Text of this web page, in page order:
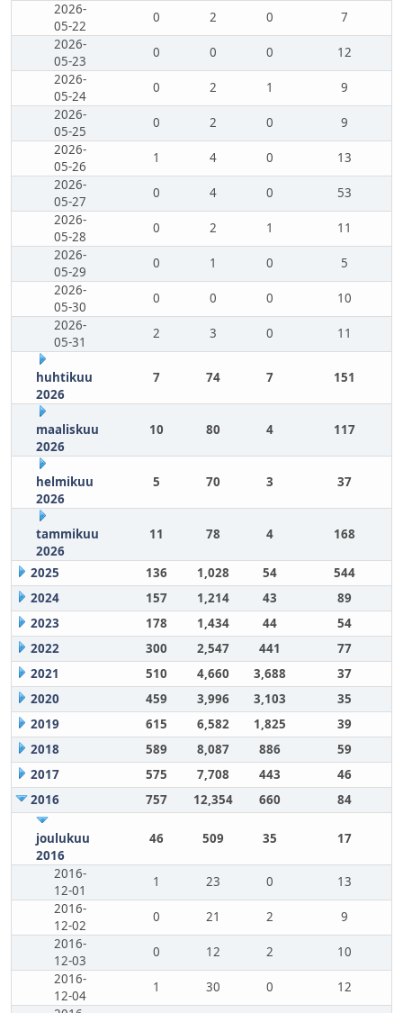
2026-
05-22
0 2 0
7
2026-
05-23
0 0 0
12
2026-
05-24
0 2 1
9
2026-
05-25
0 2 0
9
2026-
05-26
1 4 0
13
2026-
05-27
0 4 0
53
2026-
05-28
0 2 1
11
2026-
05-29
0 1 0
5
2026-
05-30
0 0 0
10
2026-
05-31
2 3 0 11
huhtikuu
2026
7 74 7 151
maaliskuu
2026
10 80 4 117
helmikuu
2026
5 70 3 37
tammikuu
2026
11 78 4 168
2025 136 1,028 54
544
2024
157 1,214 43
89
2023
178 1,434 44
54
2022
300 2,547 441
77
2021
510 4,660 3,688
37
2020
459 3,996 3,103
35
2019
615 6,582 1,825
39
2018
589 8,087 886
59
2017
575 7,708 443
46
2016
757 12,354 660 84
joulukuu
2016
46 509 35 17
2016-
12-01
1 23 0
13
2016-
12-02
0 21 2
9
2016-
12-03
0 12 2
10
2016-
12-04
1 30 0
12